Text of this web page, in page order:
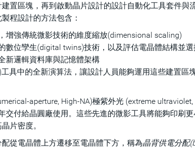
置區塊，再到啟動晶片設計的設計自動化工具套件與
程設計的方法包含：
增強傳統微影技術的維度縮放(dimensional scaling)
數位孿生(digital twins)技術，以及評估電晶體結構並
新邏輯資料庫與記憶體架構
工具中的全新演算法，讓設計人員能夠運用這些建置區
aperture, High-NA)極紫外光 (extreme
交付給晶圓廠使用。這些先進的微影工具將能夠印刷
片密度。
從電晶體上方遷移至電晶體下方，稱為晶背供電分配